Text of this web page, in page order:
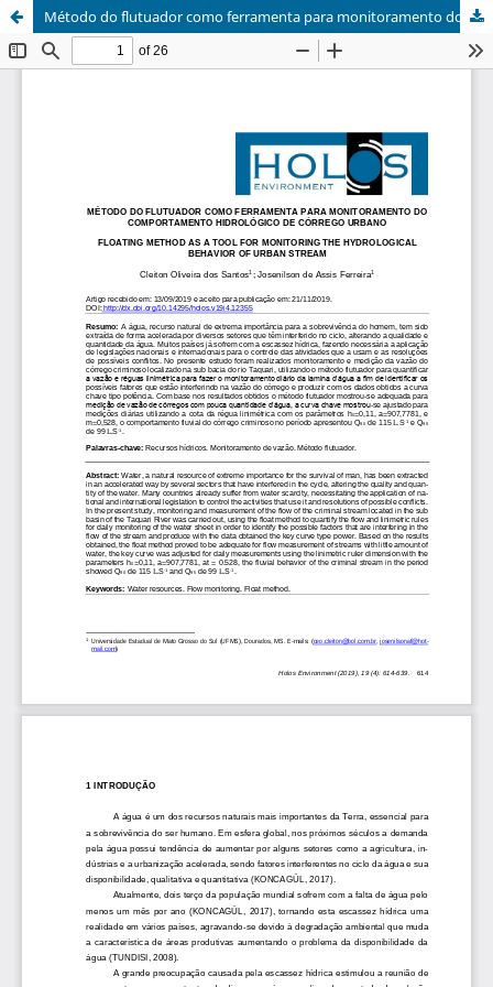
Método do flutuador como ferramenta para monitoramento do comportamento hidrológico de córrego urbano